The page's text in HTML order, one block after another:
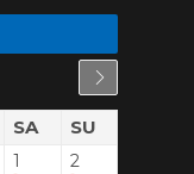
SA SU
1 2